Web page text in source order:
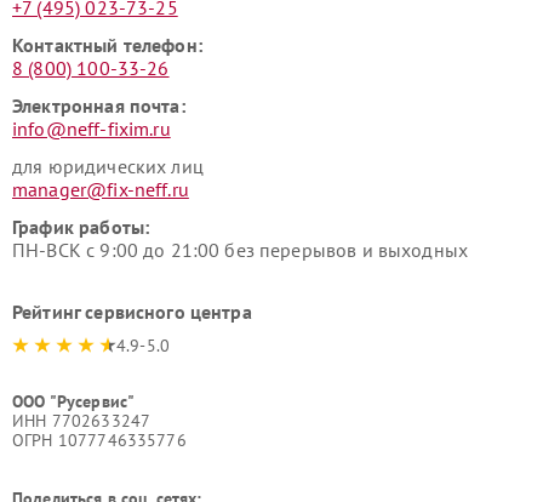
+7 (495) 023-73-25
Контактный телефон:
8 (800) 100-33-26
Электронная почта:
info@neff-fixim.ru
для юридических лиц
manager@fix-neff.ru
График работы:
ПН-ВСК с 9:00 до 21:00 без перерывов и выходных
Рейтинг сервисного центра
4.9-5.0
ООО "Русервис"
ИНН 7702633247
ОГРН 1077746335776